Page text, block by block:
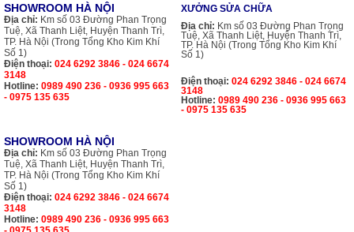
SHOWROOM HÀ NỘI
Địa chỉ: Km số 03 Đường Phan Trọng
Tuệ, Xã Thanh Liệt, Huyện Thanh Trì,
TP. Hà Nội (Trong Tổng Kho Kim Khí
Số 1)
Điện thoại: 024 6292 3846 - 024 6674
3148
Hotline: 0989 490 236 - 0936 995 663
- 0975 135 635
XƯỞNG SỬA CHỮA
Địa chỉ: Km số 03 Đường Phan Trọng
Tuệ, Xã Thanh Liệt, Huyện Thanh Trì,
TP. Hà Nội (Trong Tổng Kho Kim Khí
Số 1)
Điện thoại: 024 6292 3846 - 024 6674
3148
Hotline: 0989 490 236 - 0936 995 663
- 0975 135 635
SHOWROOM HÀ NỘI
Địa chỉ: Km số 03 Đường Phan Trọng
Tuệ, Xã Thanh Liệt, Huyện Thanh Trì,
TP. Hà Nội (Trong Tổng Kho Kim Khí
Số 1)
Điện thoại: 024 6292 3846 - 024 6674
3148
Hotline: 0989 490 236 - 0936 995 663